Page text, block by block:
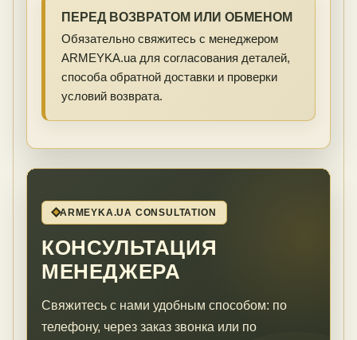
ПЕРЕД ВОЗВРАТОМ ИЛИ ОБМЕНОМ
Обязательно свяжитесь с менеджером
ARMEYKA.ua для согласования деталей,
способа обратной доставки и проверки
условий возврата.
ARMEYKA.UA CONSULTATION
КОНСУЛЬТАЦИЯ
МЕНЕДЖЕРА
Свяжитесь с нами удобным способом: по
телефону, через заказ звонка или по